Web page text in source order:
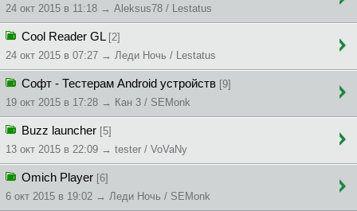
24 окт 2015 в 11:18 → Aleksus78 / Lestatus
Cool Reader GL [2]
24 окт 2015 в 07:27 → Леди Ночь / Lestatus
Софт - Тестерам Android устройств [9]
19 окт 2015 в 17:28 → Кан 3 / SEMonk
Buzz launcher [5]
13 окт 2015 в 22:09 → tester / VoVaNy
Omich Player [6]
6 окт 2015 в 19:02 → Леди Ночь / SEMonk